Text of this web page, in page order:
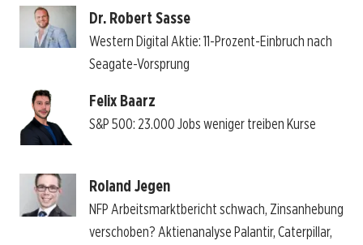
Dr. Robert Sasse
Western Digital Aktie: 11-Prozent-Einbruch nach
Seagate-Vorsprung
Felix Baarz
S&P 500: 23.000 Jobs weniger treiben Kurse
Roland Jegen
NFP Arbeitsmarktbericht schwach, Zinsanhebung
verschoben? Aktienanalyse Palantir, Caterpillar,